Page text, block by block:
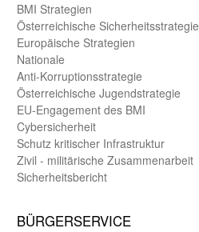
BMI Strategien
Öster­reichische Sicherheits­strategie
Europäische Strategien
Nationale
Anti-Korruptions­strategie
Öster­reichische Jugend­strategie
EU-Engagement des BMI
Cybersicherheit
Schutz kritischer Infra­struktur
Zivil - militärische Zusammen­arbeit
Sicherheits­bericht
BÜRGER­SERVICE